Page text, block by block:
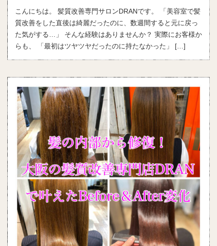
こんにちは。 髪質改善専門サロンDRANです。 「美容室で髪
質改善をした直後は綺麗だったのに、数週間すると元に戻っ
た気がする…」 そんな経験はありませんか？ 実際にお客様か
らも、 「最初はツヤツヤだったのに持たなかった」 […]